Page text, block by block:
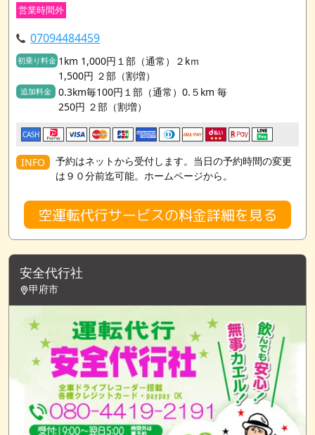
営業時間外
07094484459
初乗り料金 1km 1,000円１部（通常）２kｍ
1,500円 ２部（割増）
追加料金
0.3km毎100円１部（通常）0.５km 毎
250円 ２部（割増）
CASH
INFO
予約はネットから受付します。当日の予約時間の変更
は９０分前迄可能。ホームページから。
空運転代行サービスの料金詳細を見る
安全代行社
甲府市